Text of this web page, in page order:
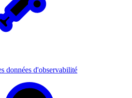
données d'observabilité